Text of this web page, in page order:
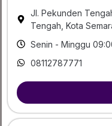
Jl. Pekunden
Tengah, Kota
Senin - Minggu
08112787771